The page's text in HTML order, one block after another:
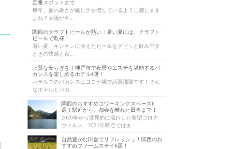
定番スポットまで
毎年、夏の暑さが厳しさを増しているように感じます
よね？太陽がギ...
関西のクラフトビールが熱い！暑い夏には、クラフト
ビールで乾杯！
暑い夏、キンキンに冷えたビールをグビッと飲み干す
ときの快感と言...
上質な安らぎを！神戸市で夜景やエステを堪能するバ
カンスを楽しめるホテル4選！
ホテルでのバカンスはコロナ禍で話題沸騰です！そん
なホテルとバカ...
関西のおすすめコワーキングスペース6
選！駅近から、都会を離れた田舎まで！
2020年から世界的に流行した新型コロナ
ウィルス、2021年時点ではま...
自然豊かな田舎でリフレッシュ！関西のお
すすめファームステイ6選！